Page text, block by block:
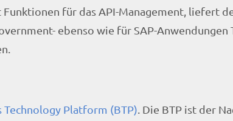
für das API-Management, liefert
ebenso wie für SAP-Anwendungen
Technology Platform (BTP). Die BTP ist der